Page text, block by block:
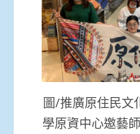
圖/推廣原住民文
學原資中心邀藝